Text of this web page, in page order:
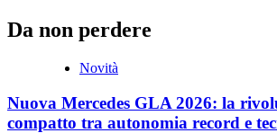
Da non perdere
Novità
Nuova Mercedes GLA 2026: la
compatto tra autonomia record e